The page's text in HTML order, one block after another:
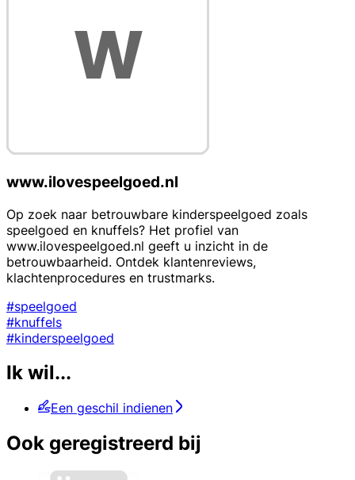
www.ilovespeelgoed.nl
Op zoek naar betrouwbare kinderspeelgoed zoals
speelgoed en knuffels? Het profiel van
www.ilovespeelgoed.nl geeft u inzicht in de
betrouwbaarheid. Ontdek klantenreviews,
klachtenprocedures en trustmarks.
#speelgoed
#knuffels
#kinderspeelgoed
Ik wil...
Een geschil indienen
Ook geregistreerd bij